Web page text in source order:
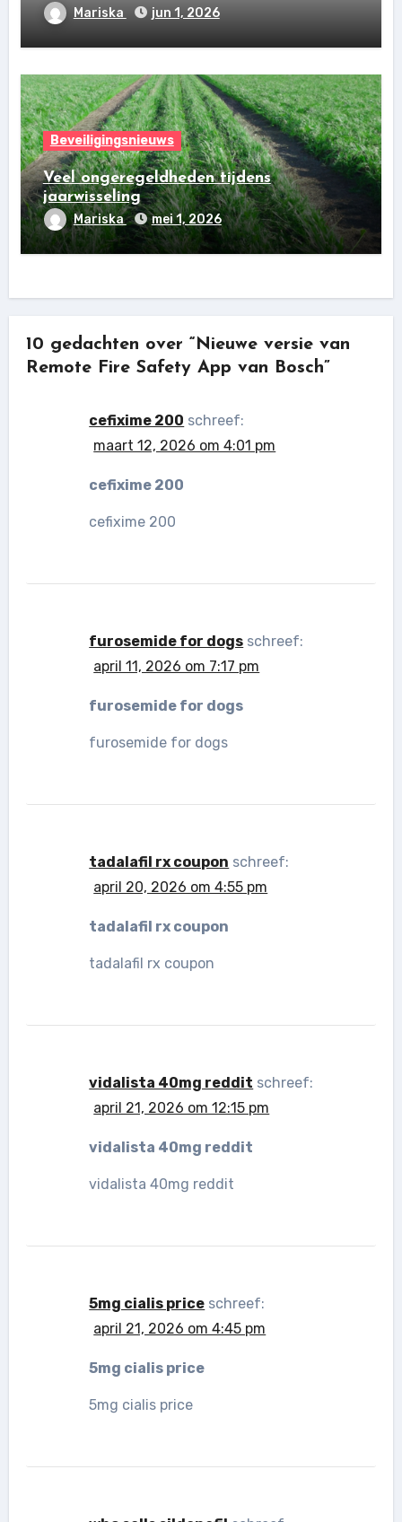
Mariska jun 1, 2026
Beveiligingsnieuws
Veel ongeregeldheden tijdens
jaarwisseling
Mariska mei 1, 2026
10 gedachten over “Nieuwe versie van
Remote Fire Safety App van Bosch”
cefixime 200 schreef:
maart 12, 2026 om 4:01 pm
cefixime 200
cefixime 200
furosemide for dogs schreef:
april 11, 2026 om 7:17 pm
furosemide for dogs
furosemide for dogs
tadalafil rx coupon schreef:
april 20, 2026 om 4:55 pm
tadalafil rx coupon
tadalafil rx coupon
vidalista 40mg reddit schreef:
april 21, 2026 om 12:15 pm
vidalista 40mg reddit
vidalista 40mg reddit
5mg cialis price schreef:
april 21, 2026 om 4:45 pm
5mg cialis price
5mg cialis price